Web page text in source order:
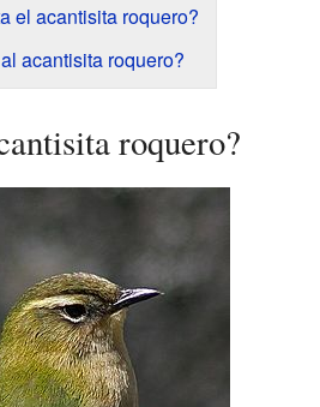
el acantisita roquero?
acantisita roquero?
roquero?